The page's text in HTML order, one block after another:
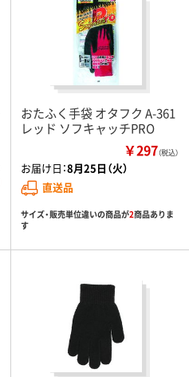
おたふく手袋 オタフク A-361
レッド ソフキャッチPRO
￥297（税込）
お届け日：8月25日（火）
直送品
サイズ・販売単位違いの商品が2商品ありま
す